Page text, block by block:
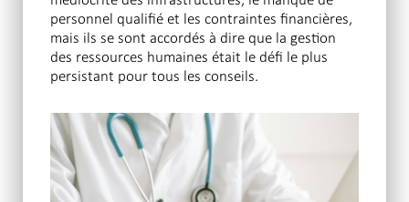
personnel qualifié et les contraintes financières,
mais ils se sont accordés à dire que la gestion
des ressources humaines était le défi le plus
persistant pour tous les conseils.